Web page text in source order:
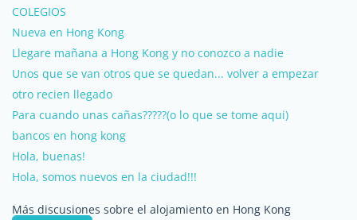
COLEGIOS
Nueva en Hong Kong
Llegare mañana a Hong Kong y no conozco a nadie
Unos que se van otros que se quedan... volver a empezar
otro recien llegado
Para cuando unas cañas?????(o lo que se tome aqui)
bancos en hong kong
Hola, buenas!
Hola, somos nuevos en la ciudad!!!
Más discusiones sobre el alojamiento en Hong Kong